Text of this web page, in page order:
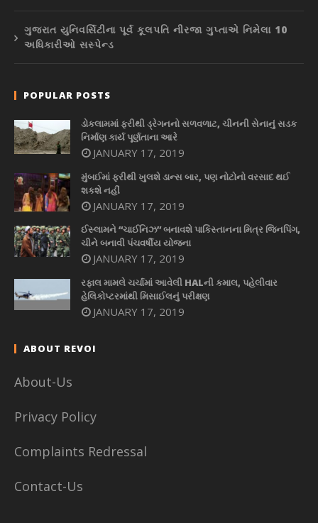
ગુજરાત યુનિવર્સિટીના પૂર્વ કૂલપતિ નીરજા ગુપ્તાએ નિમેલા 10
અધિકારીઓ સસ્પેન્ડ
POPULAR POSTS
ડોકલામમાં ફરીથી ડ્રેગનનો સળવળાટ, ચીનની સેનાનું સડક
નિર્માણ કાર્ય પૂર્ણતાના આરે
JANUARY 17, 2019
મુંબઈમાં ફરીથી ખુલશે ડાન્સ બાર, પણ નોટોનો વરસાદ થઈ
શકશે નહીં
JANUARY 17, 2019
ઈસ્લામને “ચાઈનિઝ” બનાવશે પાકિસ્તાનના મિત્ર જિનપિંગ,
ચીને બનાવી પંચવર્ષીય યોજના
JANUARY 17, 2019
રફાલ મામલે ચર્ચામાં આવેલી HALની કમાલ, પહેલીવાર
હેલિકોપ્ટરમાંથી મિસાઈલનું પરીક્ષણ
JANUARY 17, 2019
ABOUT REVOI
About-Us
Privacy Policy
Complaints Redressal
Contact-Us